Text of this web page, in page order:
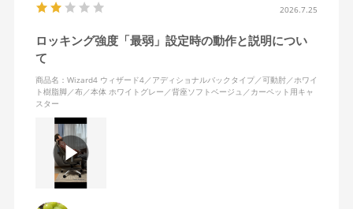
2026.7.25
ロッキング強度「最弱」設定時の動作と説明につい
て
商品名：Wizard4 ウィザード4／アディショナルバックタイプ／可動肘／ホワイ
ト樹脂脚／布／本体 ホワイトグレー／背座ソフトベージュ／カーペット用キャ
スター